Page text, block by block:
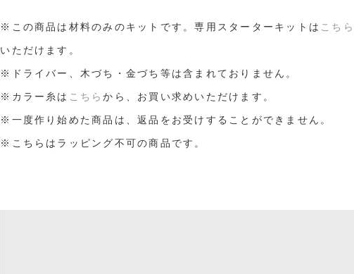
※この商品は材料のみのキットです。専用スターターキットは こちら
いただけます。
※ドライバー、木づち・金づち等は含まれておりません。
※カラー糸は こちらから、お買い求めいただけます。
※一度作り始めた商品は、返品をお受けすることができません。
※こちらはラッピング不可の商品です。